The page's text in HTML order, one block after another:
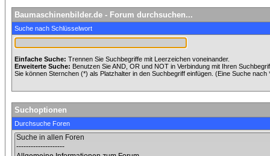
Baumaschinenbilder.de - Forum durchsuchen...
Suche nach Schlüsselwort
Einfache Suche: Trennen Sie Suchbegriffe mit Leerzeichen voneinander.
Erweiterte Suche: Benutzen Sie AND, OR und NOT in Verbindung mit Ihren
Sie können Sternchen (*) als Platzhalter in den Suchbegriff einfügen. (Eine Suche
Suchoptionen
Durchsuche Foren